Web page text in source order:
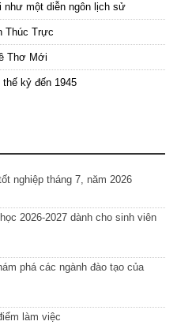
như một diễn ngôn lịch sử
Thúc Trực
Thơ Mới
kỷ đến 1945
nghiệp tháng 7, năm 2026
2026-2027 dành cho sinh viên
phá các ngành đào tạo của
làm việc